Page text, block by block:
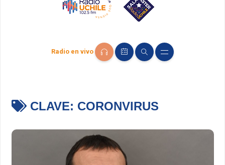
Radio en vivo
CLAVE: CORONVIRUS